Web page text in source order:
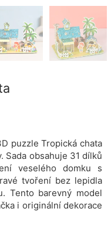
puzzle Tropická chata
Sada obsahuje 31 dílků
veselého domku s
tvoření bez lepidla
Tento barevný model
i originální dekorace